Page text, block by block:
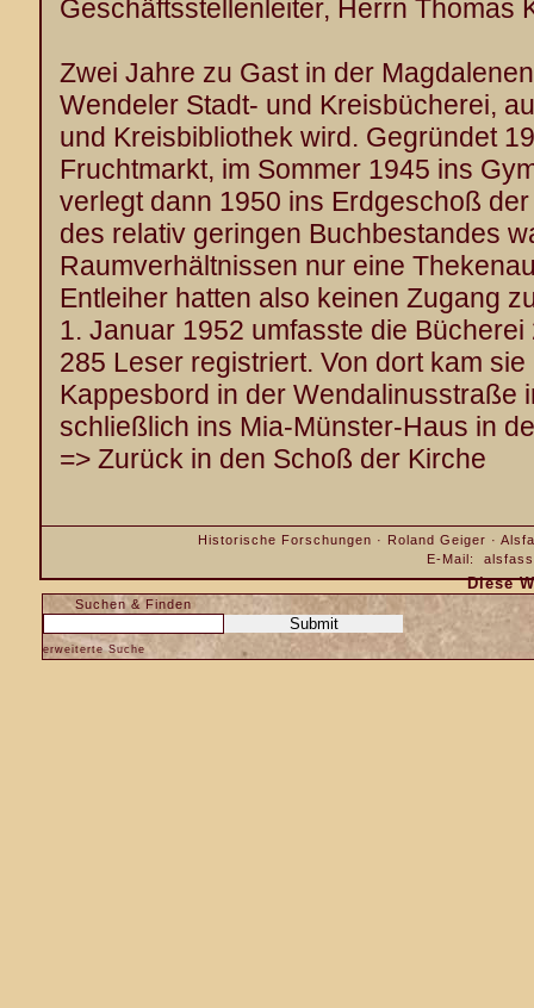
Geschäftsstellenleiter, Herrn Thomas
Zwei Jahre zu Gast in der
Wendeler Stadt- und Kreisbücherei,
und Kreisbibliothek wird. Gegründet
Fruchtmarkt, im Sommer 1945 ins
verlegt dann 1950 ins Erdgeschoß
des relativ geringen Buchbestandes
Raumverhältnissen nur eine
Entleiher hatten also keinen Zugang
1. Januar 1952 umfasste die
285 Leser registriert. Von dort kam
Kappesbord in der Wendalinusstraße
schließlich ins Mia-Münster-Haus in
=> Zurück in den Schoß der Kirche
Historische Forschungen · Roland Geiger ·
E-Mail:
Diese
Suchen & Finden
erweiterte Suche